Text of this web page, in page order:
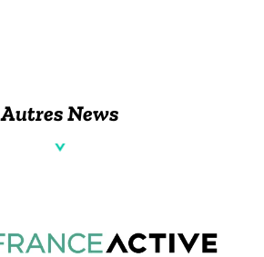
Autres News